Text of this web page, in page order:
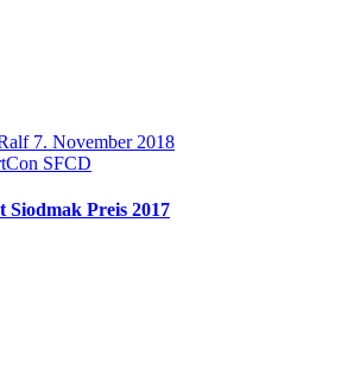
7. November 2018
SFCD
Preis 2017